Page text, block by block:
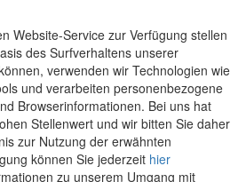
Website-Service zur Verfügung stellen
des Surfverhaltens unserer
verwenden wir Technologien wie
und verarbeiten personenbezogene
Browserinformationen. Bei uns hat
Stellenwert und wir bitten Sie daher
zur Nutzung der erwähnten
können Sie jederzeit hier
zu unserem Umgang mit